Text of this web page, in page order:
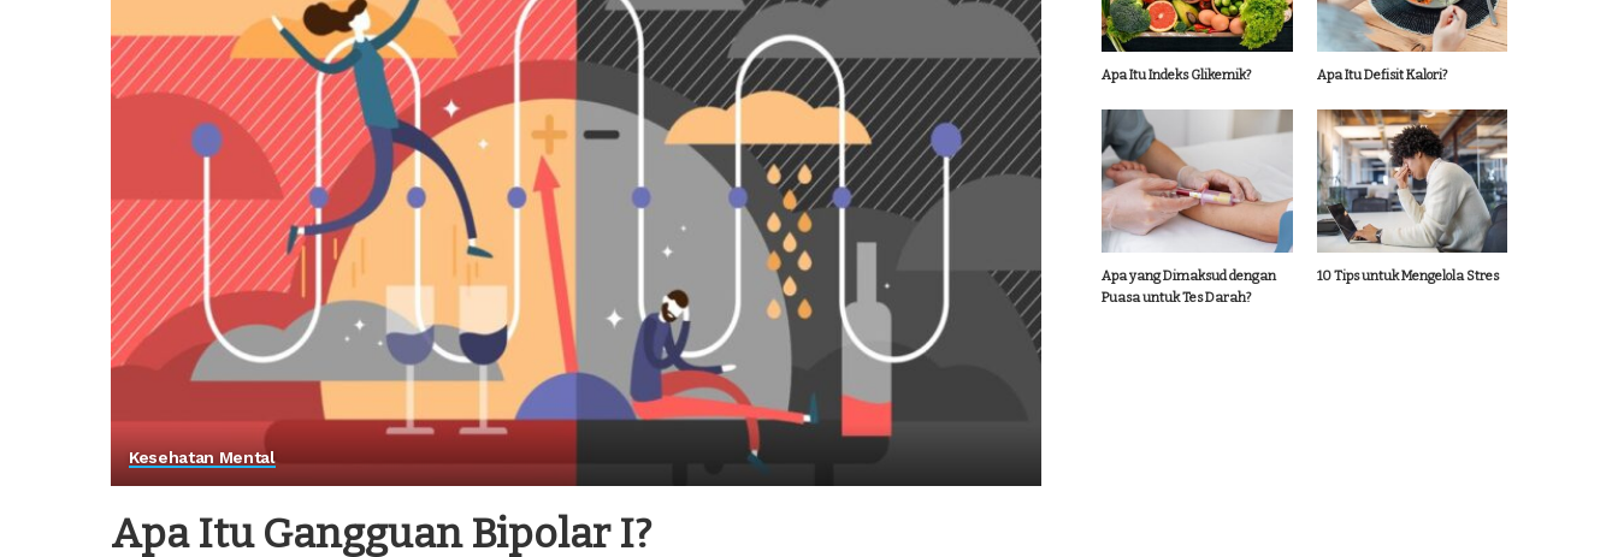
Kesehatan Mental
Apa Itu Gangguan Bipolar I?
Apa Itu Indeks Glikemik? Apa Itu Defisit Kalori?
Apa yang Dimaksud dengan
Puasa untuk Tes Darah?
10 Tips untuk Mengelola Stres